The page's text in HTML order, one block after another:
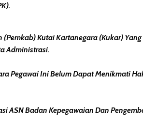
Kutai Kartanegara (Kukar)
Administrasi.
Pegawai Ini Belum Dapat Menikmati
Badan Kepegawaian Dan